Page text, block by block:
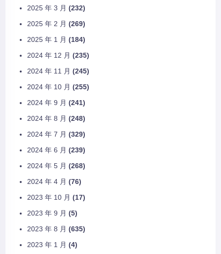
2025 年 3 月 (232)
2025 年 2 月 (269)
2025 年 1 月 (184)
2024 年 12 月 (235)
2024 年 11 月 (245)
2024 年 10 月 (255)
2024 年 9 月 (241)
2024 年 8 月 (248)
2024 年 7 月 (329)
2024 年 6 月 (239)
2024 年 5 月 (268)
2024 年 4 月 (76)
2023 年 10 月 (17)
2023 年 9 月 (5)
2023 年 8 月 (635)
2023 年 1 月 (4)